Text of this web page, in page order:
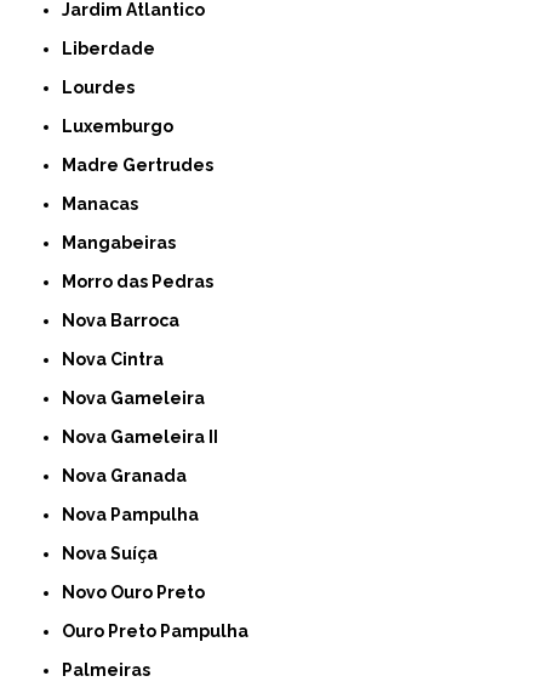
Jardim Atlantico
Liberdade
Lourdes
Luxemburgo
Madre Gertrudes
Manacas
Mangabeiras
Morro das Pedras
Nova Barroca
Nova Cintra
Nova Gameleira
Nova Gameleira II
Nova Granada
Nova Pampulha
Nova Suíça
Novo Ouro Preto
Ouro Preto Pampulha
Palmeiras